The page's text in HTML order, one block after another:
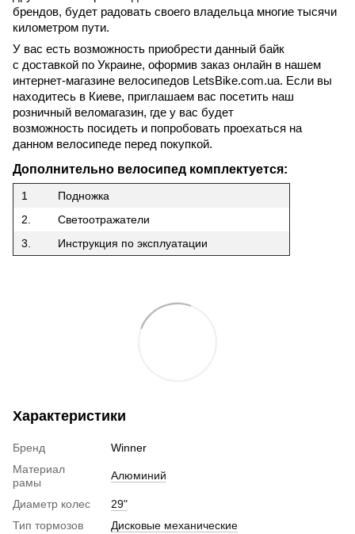
брендов, будет радовать своего владельца многие тысячи
километром пути.
У вас есть возможность приобрести данный байк
с доставкой по Украине, оформив заказ онлайн в нашем
интернет-магазине велосипедов LetsBike.com.ua. Если вы
находитесь в Киеве, приглашаем вас посетить наш
розничный веломагазин, где у вас будет
возможность посидеть и попробовать проехаться на
данном велосипеде перед покупкой.
Дополнительно велосипед комплектуется:
1
Подножка
2.
Светоотражатели
3.
Инструкция по эксплуатации
Характеристики
Бренд
Winner
Материал
рамы
Алюминий
Диаметр колес
29"
Тип тормозов
Дисковые механические